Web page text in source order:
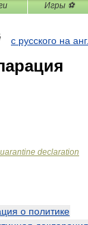
Игры ⚽
с русского на
declaration
о политике